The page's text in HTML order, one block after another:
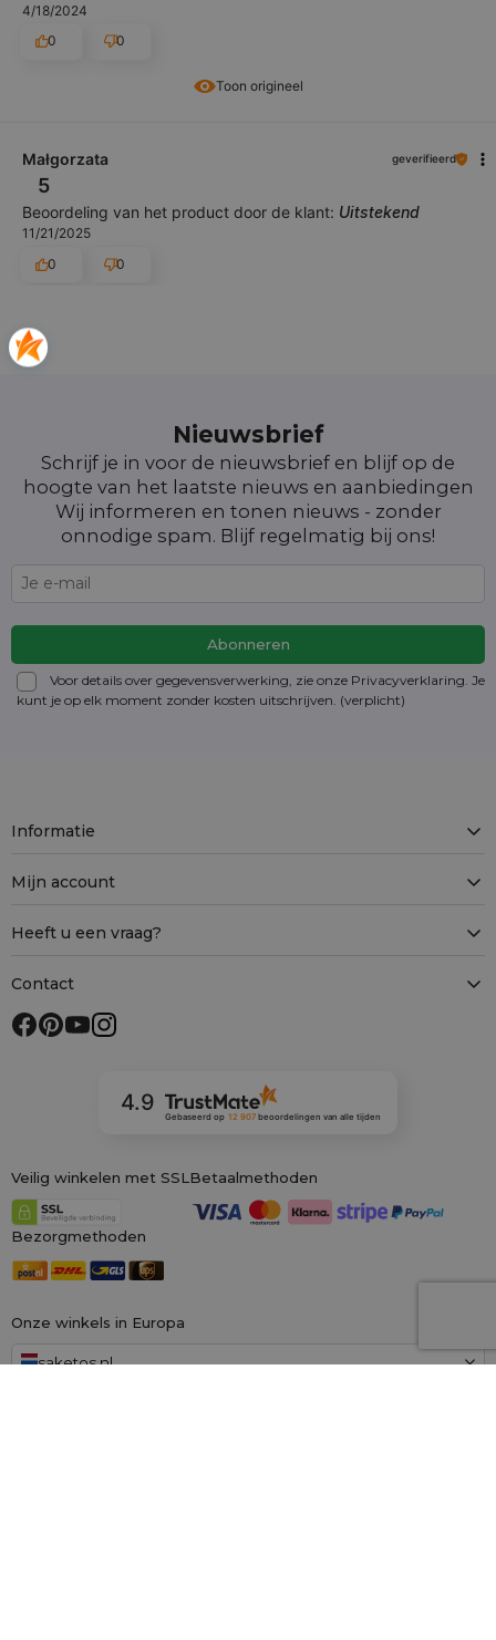
Toon origineel
4/18/2024
0
0
Małgorzata geverifieerd
5
Beoordeling van het product door de klant: Uitstekend
11/21/2025
0
0
Nieuwsbrief
Schrijf je in voor de nieuwsbrief en blijf op de
hoogte van het laatste nieuws en aanbiedingen
Wij informeren en tonen nieuws - zonder
onnodige spam. Blijf regelmatig bij ons!
Voor details over gegevensverwerking, zie onze Privacyverklaring. Je
kunt je op elk moment zonder kosten uitschrijven. (verplicht)
Onze winkels in Europa
saketos.nl
Informatie
Mijn account
Heeft u een vraag?
Contact
4.9
Gebaseerd op 12 907beoordelingen van alle tijden
Veilig winkelen met SSL Betaalmethoden
Bezorgmethoden